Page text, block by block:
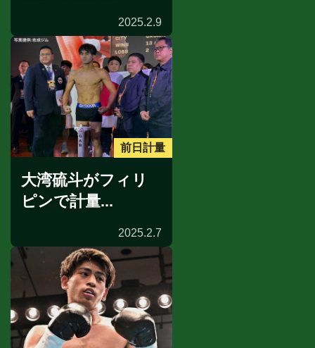
2025.2.9
前日計量
大湾硫斗がフィリ
ピンで計量...
2025.2.7